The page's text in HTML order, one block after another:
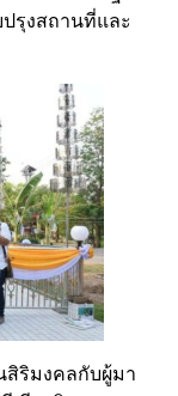
รุงสถานที่และ
สิริมงคลกับผู้มา